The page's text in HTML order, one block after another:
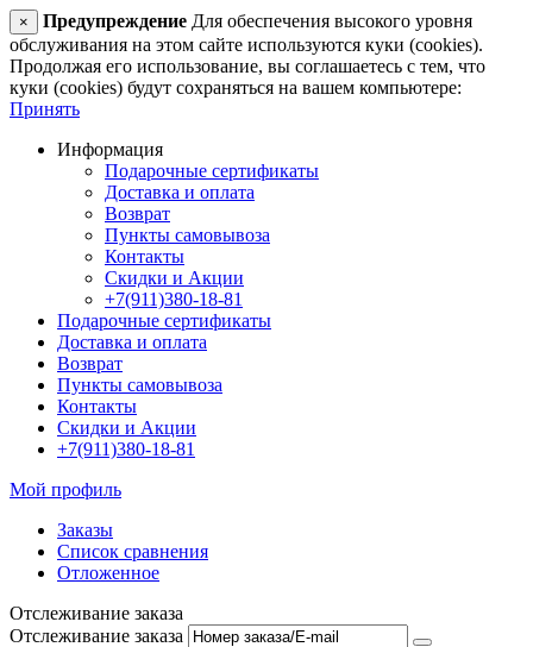
× Предупреждение Для обеспечения высокого уровня
обслуживания на этом сайте используются куки (cookies).
Продолжая его использование, вы соглашаетесь с тем, что
куки (cookies) будут сохраняться на вашем компьютере:
Принять
Информация
Подарочные сертификаты
Доставка и оплата
Возврат
Пункты самовывоза
Контакты
Скидки и Акции
+7(911)380-18-81
Подарочные сертификаты
Доставка и оплата
Возврат
Пункты самовывоза
Контакты
Скидки и Акции
+7(911)380-18-81
Мой профиль
Заказы
Список сравнения
Отложенное
Отслеживание заказа
Отслеживание заказа